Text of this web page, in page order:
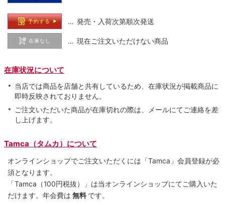
予約する … 発売・入荷次第順次発送
在庫なし … 現在ご注文いただけない商品
在庫状況について
当店では商品を店舗と共有しているため、在庫状況が掲載商品に
即時反映されておりません。
ご注文いただいた商品が在庫切れの際は、メールにてご連絡を差
し上げます。
Tamca（タムカ）について
オンラインショップでご注⽂いただくには「Tamca」会員登録が必
須となります。
「Tamca （100円税抜）
」は当オンラインショップにてご購⼊いた
だけます。 年会費は 無料 です。